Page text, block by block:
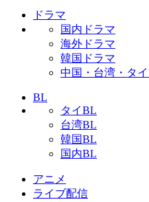
ドラマ
国内ドラマ
海外ドラマ
韓国ドラマ
中国・台湾・タ
BL
タイBL
台湾BL
韓国BL
国内BL
アニメ
ライブ配信